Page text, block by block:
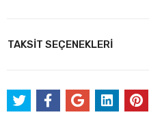
TAKSİT SEÇENEKLERİ